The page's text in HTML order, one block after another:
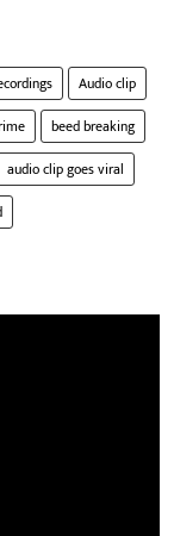
Audio clip
beed breaking
audio clip goes viral